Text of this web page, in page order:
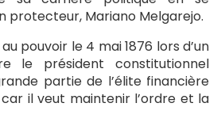
protecteur, Mariano Melgarejo.
pouvoir le 4 mai 1876 lors d’un
le président constitutionnel
partie de l’élite financière
il veut maintenir l’ordre et la